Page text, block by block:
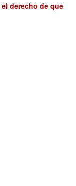
derecho de que